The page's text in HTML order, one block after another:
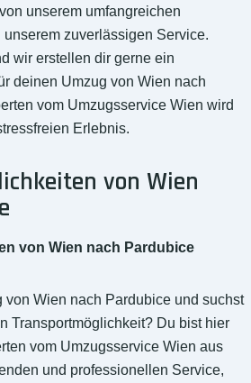
unserem umfangreichen
unserem zuverlässigen Service.
wir erstellen dir gerne ein
deinen Umzug von Wien nach
vom Umzugsservice Wien wird
Erlebnis.
von Wien
von Wien nach Pardubice
von Wien nach Pardubice und suchst
Transportmöglichkeit? Du bist hier
vom Umzugsservice Wien aus
und professionellen Service,